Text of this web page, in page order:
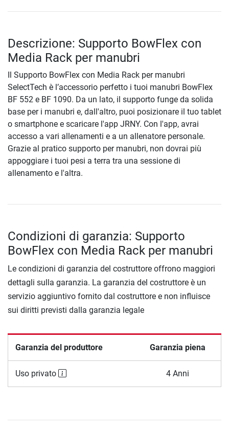
Descrizione: Supporto BowFlex con
Media Rack per manubri
Il Supporto BowFlex con Media Rack per manubri
SelectTech è l’accessorio perfetto i tuoi manubri BowFlex
BF 552 e BF 1090. Da un lato, il supporto funge da solida
base per i manubri e, dall'altro, puoi posizionare il tuo tablet
o smartphone e scaricare l'app JRNY. Con l'app, avrai
accesso a vari allenamenti e a un allenatore personale.
Grazie al pratico supporto per manubri, non dovrai più
appoggiare i tuoi pesi a terra tra una sessione di
allenamento e l'altra.
Condizioni di garanzia: Supporto
BowFlex con Media Rack per manubri
Le condizioni di garanzia del costruttore offrono maggiori
dettagli sulla garanzia. La garanzia del costruttore è un
servizio aggiuntivo fornito dal costruttore e non influisce
sui diritti previsti dalla garanzia legale
Garanzia del produttore Garanzia piena
Uso privato 4 Anni